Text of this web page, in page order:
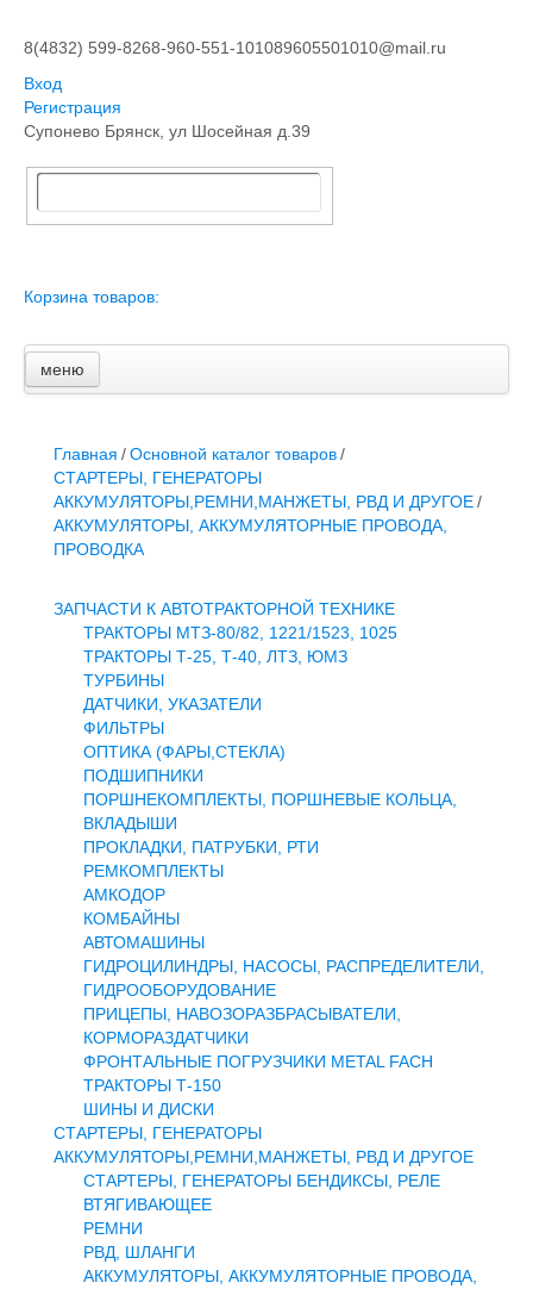
8(4832) 599-8268-960-551-101089605501010@mail.ru
Вход
Регистрация
Супонево Брянск, ул Шосейная д.39
Корзина товаров:
меню
Главная
ЗАПЧАСТИ К АВТОТРАКТОРНОЙ ТЕХНИКЕ
СТАРТЕРЫ, ГЕНЕРАТОРЫ
АККУМУЛЯТОРЫ,РЕМНИ,МАНЖЕТЫ, РВД И ДРУГОЕ
ЗАПЧАСТИ К СЕЛЬХОЗОБОРУДОВАНИЮ
Доставка и оплата
Главная /Основной каталог товаров/
СТАРТЕРЫ, ГЕНЕРАТОРЫ
АККУМУЛЯТОРЫ,РЕМНИ,МАНЖЕТЫ, РВД И ДРУГОЕ/
АККУМУЛЯТОРЫ, АККУМУЛЯТОРНЫЕ ПРОВОДА,
ПРОВОДКА
ЗАПЧАСТИ К АВТОТРАКТОРНОЙ ТЕХНИКЕ
ТРАКТОРЫ МТЗ-80/82, 1221/1523, 1025
ТРАКТОРЫ Т-25, Т-40, ЛТЗ, ЮМЗ
ТУРБИНЫ
ДАТЧИКИ, УКАЗАТЕЛИ
ФИЛЬТРЫ
ОПТИКА (ФАРЫ,СТЕКЛА)
ПОДШИПНИКИ
ПОРШНЕКОМПЛЕКТЫ, ПОРШНЕВЫЕ КОЛЬЦА,
ВКЛАДЫШИ
ПРОКЛАДКИ, ПАТРУБКИ, РТИ
РЕМКОМПЛЕКТЫ
АМКОДОР
КОМБАЙНЫ
АВТОМАШИНЫ
ГИДРОЦИЛИНДРЫ, НАСОСЫ, РАСПРЕДЕЛИТЕЛИ,
ГИДРООБОРУДОВАНИЕ
ПРИЦЕПЫ, НАВОЗОРАЗБРАСЫВАТЕЛИ,
КОРМОРАЗДАТЧИКИ
ФРОНТАЛЬНЫЕ ПОГРУЗЧИКИ METAL FACH
ТРАКТОРЫ Т-150
ШИНЫ И ДИСКИ
СТАРТЕРЫ, ГЕНЕРАТОРЫ
АККУМУЛЯТОРЫ,РЕМНИ,МАНЖЕТЫ, РВД И ДРУГОЕ
СТАРТЕРЫ, ГЕНЕРАТОРЫ БЕНДИКСЫ, РЕЛЕ
ВТЯГИВАЮЩЕЕ
РЕМНИ
РВД, ШЛАНГИ
АККУМУЛЯТОРЫ, АККУМУЛЯТОРНЫЕ ПРОВОДА,